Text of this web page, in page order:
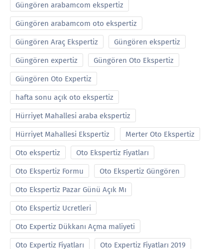
Güngören arabamcom ekspertiz
Güngören arabamcom oto ekspertiz
Güngören Araç Ekspertiz Güngören ekspertiz
Güngören expertiz Güngören Oto Ekspertiz
Güngören Oto Expertiz
hafta sonu açık oto ekspertiz
Hürriyet Mahallesi araba ekspertiz
Hürriyet Mahallesi Ekspertiz Merter Oto Ekspertiz
Oto ekspertiz Oto Ekspertiz Fiyatları
Oto Ekspertiz Formu Oto Ekspertiz Güngören
Oto Ekspertiz Pazar Günü Açık Mı
Oto Ekspertiz Ucretleri
Oto Expertiz Dükkanı Açma maliyeti
Oto Expertiz Fiyatları Oto Expertiz Fiyatları 2019